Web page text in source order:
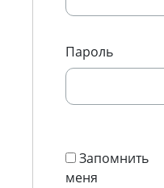
Пароль
Запомнить
меня